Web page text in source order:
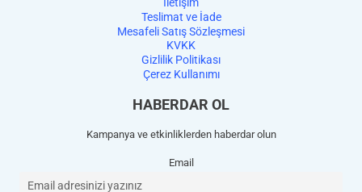
Teslimat ve İade
Mesafeli Satış Sözleşmesi
KVKK
Gizlilik Politikası
Çerez Kullanımı
HABERDAR OL
Kampanya ve etkinliklerden haberdar olun
Email